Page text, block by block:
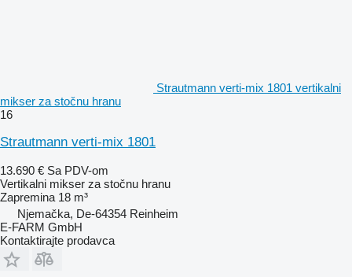
Strautmann verti-mix 1801 vertikalni
mikser za stočnu hranu
16
Strautmann verti-mix 1801
13.690 € Sa PDV-om
Vertikalni mikser za stočnu hranu
Zapremina 18 m³
Njemačka, De-64354 Reinheim
E-FARM GmbH
Kontaktirajte prodavca